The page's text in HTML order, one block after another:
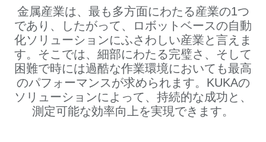
金属産業は、最も多方面にわたる産業の1つ
であり、したがって、ロボットベースの自動
化ソリューションにふさわしい産業と言えま
す。そこでは、細部にわたる完璧さ、そして
困難で時には過酷な作業環境においても最高
のパフォーマンスが求められます。KUKAの
ソリューションによって、持続的な成功と、
測定可能な効率向上を実現できます。